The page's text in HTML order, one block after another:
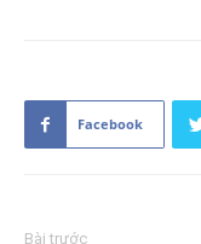
Facebook
Bài trước